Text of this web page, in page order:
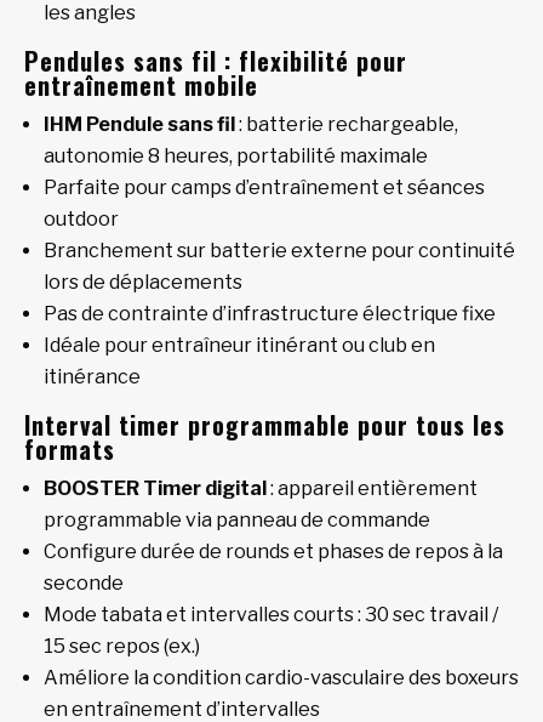
les angles
Pendules sans fil : flexibilité pour
entraînement mobile
IHM Pendule sans fil: batterie rechargeable,
autonomie 8 heures, portabilité maximale
Parfaite pour camps d’entraînement et séances
outdoor
Branchement sur batterie externe pour continuité
lors de déplacements
Pas de contrainte d’infrastructure électrique fixe
Idéale pour entraîneur itinérant ou club en
itinérance
Interval timer programmable pour tous les
formats
BOOSTER Timer digital: appareil entièrement
programmable via panneau de commande
Configure durée de rounds et phases de repos à la
seconde
Mode tabata et intervalles courts : 30 sec travail /
15 sec repos (ex.)
Améliore la condition cardio-vasculaire des boxeurs
en entraînement d’intervalles